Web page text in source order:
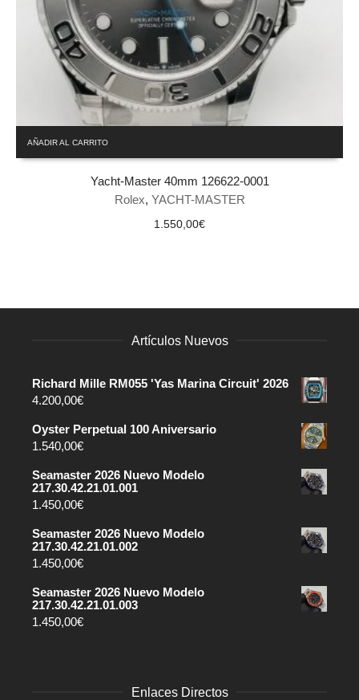
AÑADIR AL CARRITO
Yacht-Master 40mm 126622-0001
Rolex, YACHT-MASTER
1.550,00€
Artículos Nuevos
Richard Mille RM055 'Yas Marina Circuit' 2026
4.200,00€
Oyster Perpetual 100 Aniversario
1.540,00€
Seamaster 2026 Nuevo Modelo
217.30.42.21.01.001
1.450,00€
Seamaster 2026 Nuevo Modelo
217.30.42.21.01.002
1.450,00€
Seamaster 2026 Nuevo Modelo
217.30.42.21.01.003
1.450,00€
Enlaces Directos